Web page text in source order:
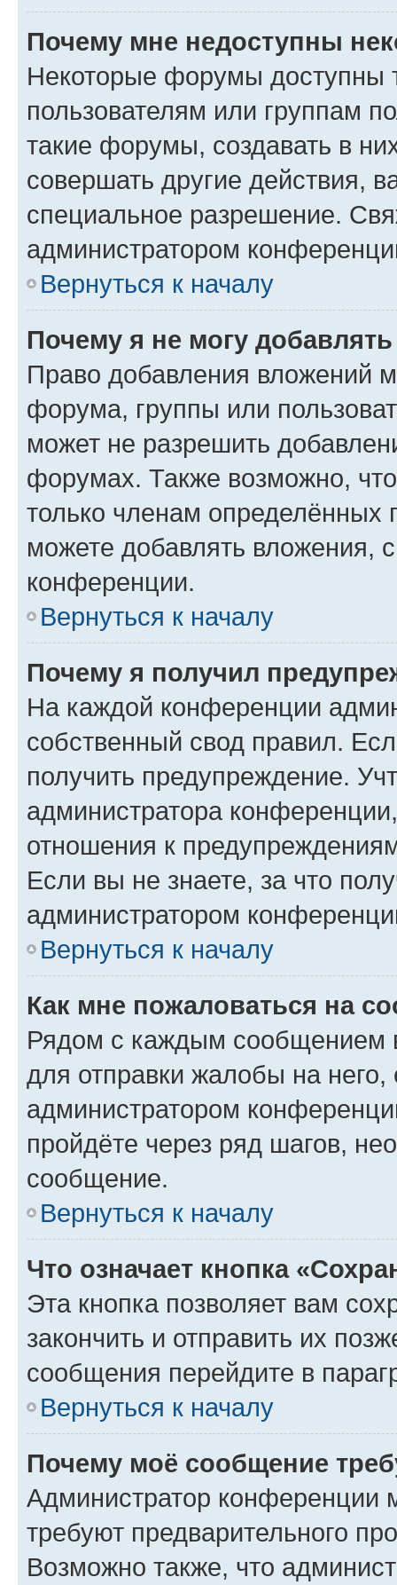
Почему мне недоступны
Некоторые форумы доступны
пользователям или группам
такие форумы, создавать в
совершать другие действия,
специальное разрешение.
администратором
Вернуться к началу
Почему я не могу
Право добавления вложений
форума, группы или
может не разрешить
форумах. Также возможно,
только членам определённых
можете добавлять вложения,
конференции.
Вернуться к началу
Почему я получил
На каждой конференции
собственный свод правил.
получить предупреждение.
администратора
отношения к
Если вы не знаете, за что
администратором
Вернуться к началу
Как мне пожаловаться на
Рядом с каждым сообщением
для отправки жалобы на
администратором
пройдёте через ряд шагов,
сообщение.
Вернуться к началу
Что означает кнопка
Эта кнопка позволяет вам
закончить и отправить их
сообщения перейдите в
Вернуться к началу
Почему моё сообщение
Администратор конференции
требуют предварительного
Возможно также, что